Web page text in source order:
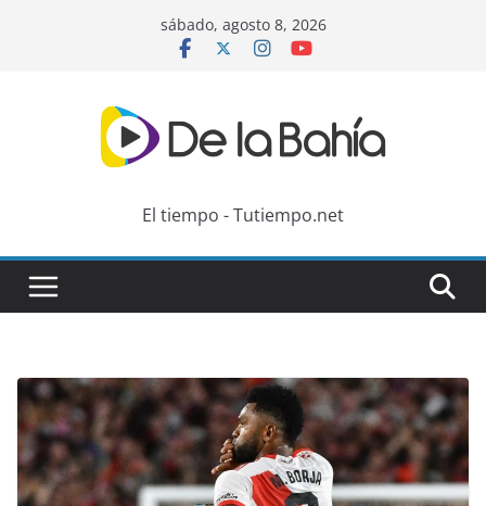
sábado, agosto 8, 2026
El tiempo - Tutiempo.net